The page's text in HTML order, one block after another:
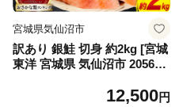
宮城県気仙沼市
訳あり 銀鮭 切身 約2kg [宮城
東洋 宮城県 気仙沼市 205649
格外 不揃い さけ サケ 鮭切身
12,500円